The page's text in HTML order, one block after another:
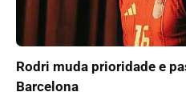
Rodri muda prioridade e
Barcelona